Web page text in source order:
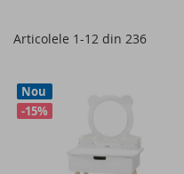
Articolele 1-12 din 236
Nou
-15%